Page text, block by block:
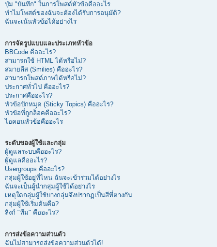
ปุ่ม "บันทึก" ในการโพสต์หัวข้อคืออะไร
ทำไมโพสต์ของฉันจะต้องได้รับการอนุมัติ?
ฉันจะเน้นหัวข้อได้อย่างไร
การจัดรูปแบบและประเภทหัวข้อ
BBCode คืออะไร?
สามารถใช้ HTML ได้หรือไม่?
สมายลีส (Smilies) คืออะไร?
สามารถโพสต์ภาพได้หรือไม่?
ประกาศทั่วไป คืออะไร?
ประกาศคืออะไร?
หัวข้อปักหมุด (Sticky Topics) คืออะไร?
หัวข้อที่ถูกล็อคคืออะไร?
ไอคอนหัวข้อคืออะไร
ระดับของผู้ใช้และกลุ่ม
ผู้ดูแลระบบคืออะไร?
ผู้ดูแลคืออะไร?
Usergroups คืออะไร?
กลุ่มผู้ใช้อยู่ที่ไหน ฉันจะเข้าร่วมได้อย่างไร
ฉันจะเป็นผู้นำกลุ่มผู้ใช้ได้อย่างไร
เหตุใดกลุ่มผู้ใช้บางกลุ่มจึงปรากฏเป็นสีที่ต่างกัน
กลุ่มผู้ใช้เริ่มต้นคือ?
ลิงก์ "ทีม" คืออะไร?
การส่งข้อความส่วนตัว
ฉันไม่สามารถส่งข้อความส่วนตัวได้!